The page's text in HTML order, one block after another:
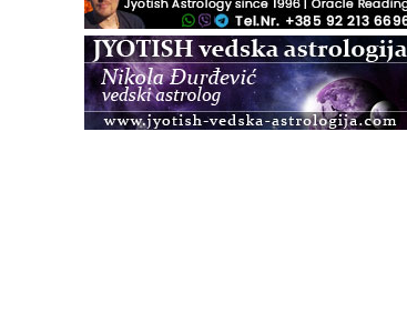
Osnovni ThetaHealing® tečaj, Zagreb i Online
22.08.
Pula
Access BARS®, otpusti stres
23.08.
Pula